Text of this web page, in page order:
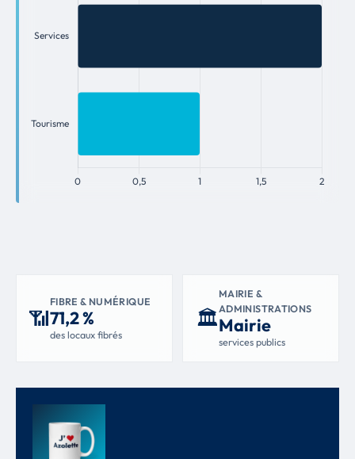
📶
FIBRE & NUMÉRIQUE
71,2 %
des locaux fibrés
🏛
MAIRIE &
ADMINISTRATIONS
Mairie
services publics